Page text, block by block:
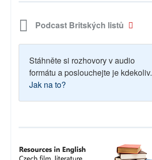
Podcast Britských listů
Stáhněte si rozhovory v audio
formátu a poslouchejte je kdekoliv.
Jak na to?